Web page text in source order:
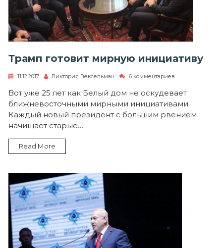
Трамп готовит мирную инициативу
11.12.2017 Виктория Вексельман 6 комментариев
Трамп
мирную
инициативу
Вот уже 25 лет как Белый дом не оскудевает
ближневосточными мирными инициативами.
Каждый новый президент с большим рвением
начищает старые…
Read More